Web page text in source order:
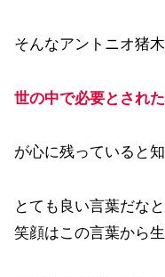
そんなアントニオ猪
世の中で必要とされ
が心に残っていると
とても良い言葉だな
笑顔はこの言葉から